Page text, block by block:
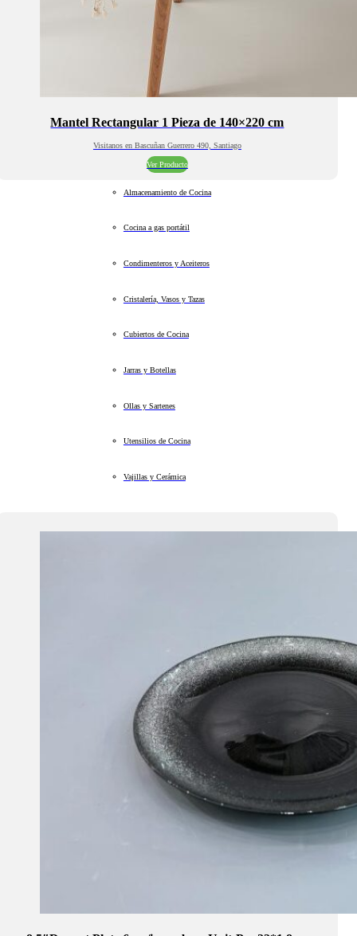
Mantel Rectangular 1 Pieza de 140×220 cm
Visitanos en Bascuñan Guerrero 490, Santiago
Ver Producto
Almacenamiento de Cocina
Cocina a gas portátil
Condimenteros y Aceiteros
Cristalería, Vasos y Tazas
Cubiertos de Cocina
Jarras y Botellas
Ollas y Sartenes
Utensilios de Cocina
Vajillas y Cerámica